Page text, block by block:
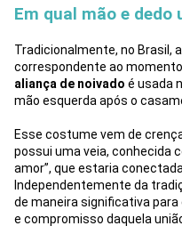
Em qual mão e dedo
Tradicionalmente, no Brasil,
correspondente ao
aliança de noivado é usada
mão esquerda após o
Esse costume vem de
possui uma veia, conhecida
amor”, que estaria
Independentemente da
de maneira significativa
e compromisso daquela